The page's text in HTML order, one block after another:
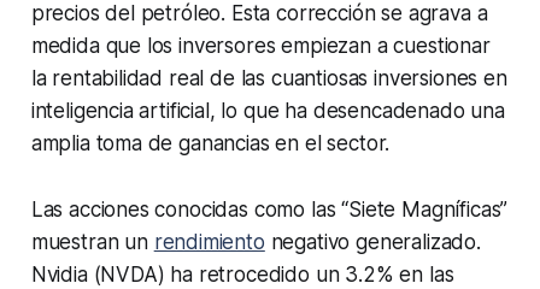
precios del petróleo. Esta corrección se agrava a
medida que los inversores empiezan a cuestionar
la rentabilidad real de las cuantiosas inversiones en
inteligencia artificial, lo que ha desencadenado una
amplia toma de ganancias en el sector.
Las acciones conocidas como las “Siete Magníficas”
muestran un rendimiento negativo generalizado.
Nvidia (NVDA) ha retrocedido un 3.2% en las